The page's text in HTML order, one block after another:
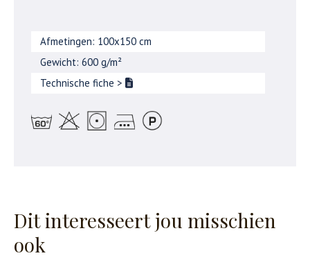
Afmetingen: 100x150 cm
Gewicht: 600 g/m²
Technische fiche >
Dit interesseert jou misschien
ook